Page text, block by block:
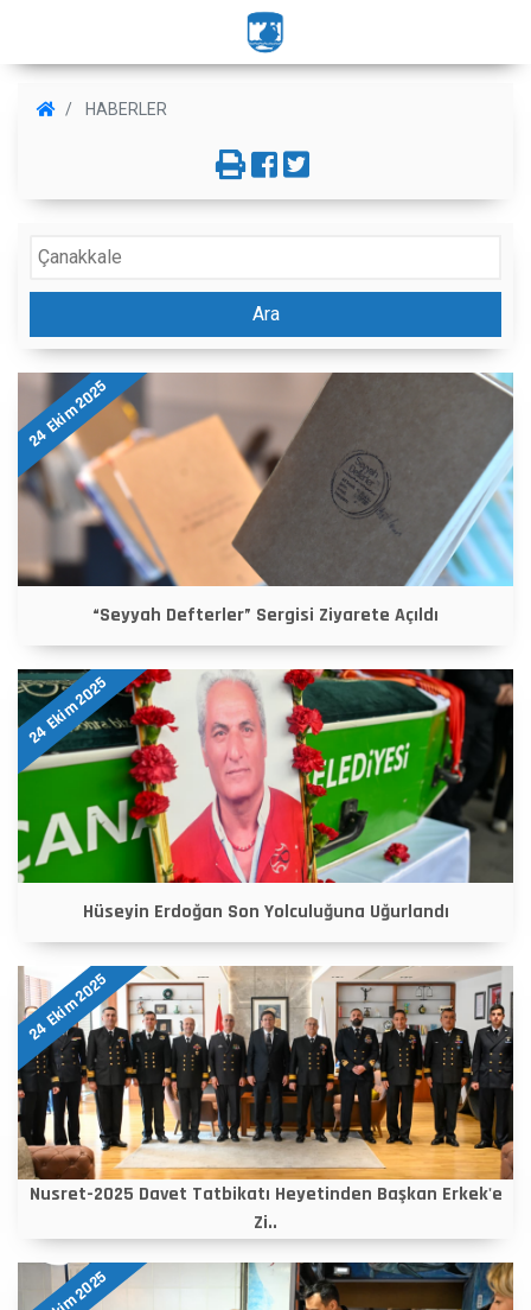
HABERLER
Ara
24 Ekim 2025
“Seyyah Defterler” Sergisi Ziyarete Açıldı
24 Ekim 2025
Hüseyin Erdoğan Son Yolculuğuna Uğurlandı
24 Ekim 2025
Nusret-2025 Davet Tatbikatı Heyetinden Başkan Erkek'e
Zi..